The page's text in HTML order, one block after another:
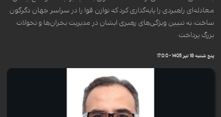
معادله‌ای راهبردی را پایه‌گذاری کرد که توازن قوا را در سراسر جهان دگرگون
ساخت، به تبیین ویژگی‌های رهبری ایشان در مدیریت بحران‌ها و تحولات
بزرگ پرداخت.
پنج شنبه 18 تیر 1405 - 17:0:0